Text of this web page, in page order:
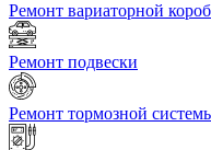
Ремонт вариаторной
Ремонт подвески
Ремонт тормозной